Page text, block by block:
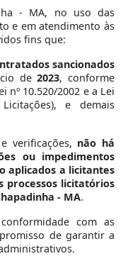
- MA, no uso das
e em atendimento às
fins que:
sancionados
de2023, conforme
nº 10.520/2002 e a Lei
e demais
verificações, não há
ou impedimentos
aplicados a licitantes
processos licitatórios
- MA.
com as
de garantir a